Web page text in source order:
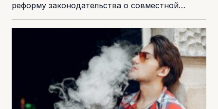
реформу законодательства о совместной
собственности и аварийных зданиях в число
приоритетов нового парламентского созыва.